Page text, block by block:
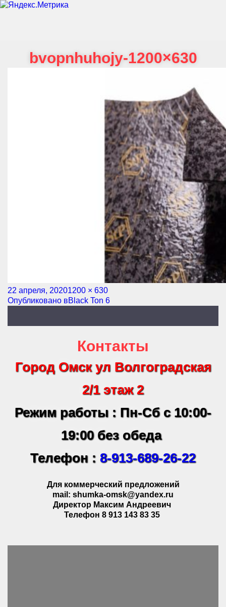
bvopnhuhojy-1200×630
Опубликовано
22 апреля, 2020Полный
размер
1200 × 630
Навигация
Опубликовано вBlack Ton 6
Контакты
Город Омск ул Волгоградская
2/1 этаж 2
Режим работы : Пн-Сб с 10:00-
19:00 без обеда
Телефон : 8-913-689-26-22
Для коммерческий предложений
mail: shumka-omsk@yandex.ru
Директор Максим Андреевич
Телефон 8 913 143 83 35